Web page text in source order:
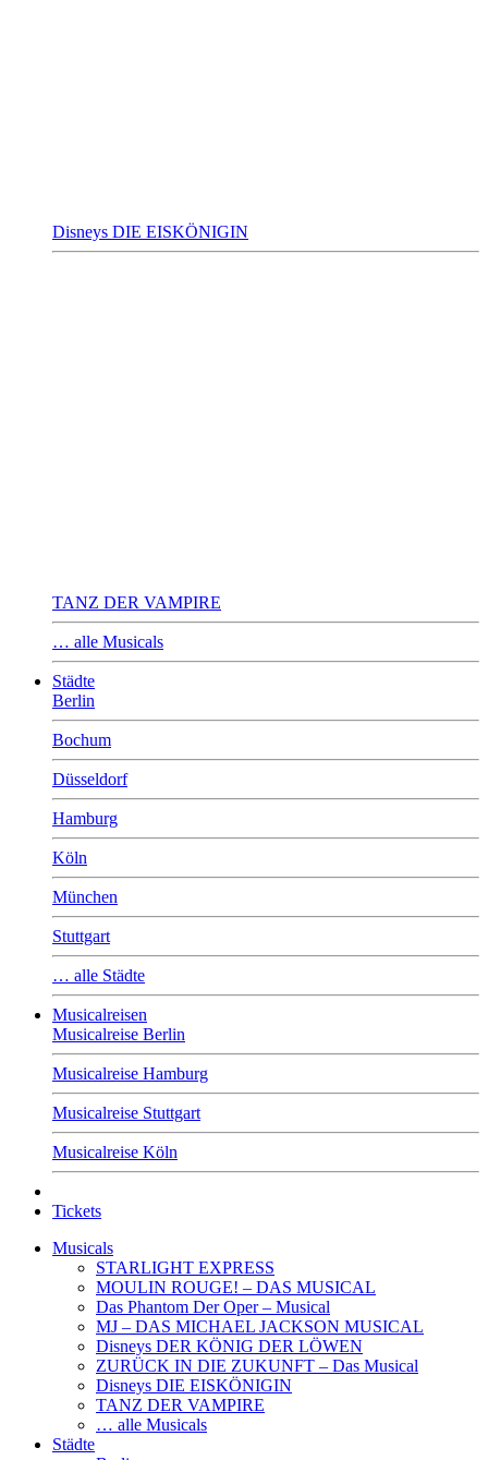
Disneys DIE EISKÖNIGIN
TANZ DER VAMPIRE
… alle Musicals
Städte
Berlin
Bochum
Düsseldorf
Hamburg
Köln
München
Stuttgart
… alle Städte
Musicalreisen
Musicalreise Berlin
Musicalreise Hamburg
Musicalreise Stuttgart
Musicalreise Köln
Tickets
Musicals
STARLIGHT EXPRESS
MOULIN ROUGE! – DAS MUSICAL
Das Phantom Der Oper – Musical
MJ – DAS MICHAEL JACKSON MUSICAL
Disneys DER KÖNIG DER LÖWEN
ZURÜCK IN DIE ZUKUNFT – Das Musical
Disneys DIE EISKÖNIGIN
TANZ DER VAMPIRE
… alle Musicals
Städte